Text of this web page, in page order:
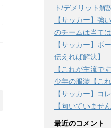
ト/デメリット解
【サッカー】強
のチームは当ては
【サッカー】ボ
伝えれば解決】
【これが主流で
少年の服装【こ
【サッカー】コ
【向いていません
最近のコメント